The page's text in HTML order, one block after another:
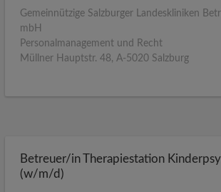
Gemeinnützige Salzburger Landeskliniken
mbH
Personalmanagement und Recht
Müllner Hauptstr. 48, A-5020 Salzburg
Betreuer/in Therapiestation
(w/m/d)